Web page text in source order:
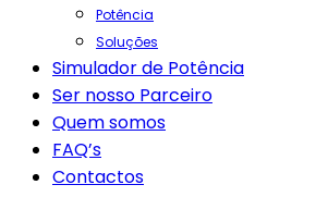
Potência
Soluções
Simulador de Potência
Ser nosso Parceiro
Quem somos
FAQ’s
Contactos